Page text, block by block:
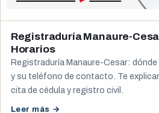
Registraduría Manaure-
Horarios
Registraduría Manaure-Cesar:
y su teléfono de contacto. Te
cita de cédula y registro civil.
Leer más →